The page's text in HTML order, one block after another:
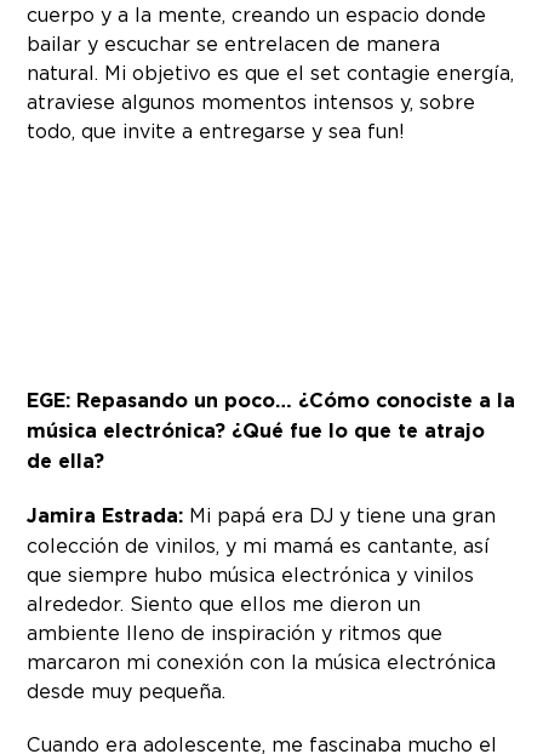
cuerpo y a la mente, creando un espacio donde
bailar y escuchar se entrelacen de manera
natural. Mi objetivo es que el set contagie energía,
atraviese algunos momentos intensos y, sobre
todo, que invite a entregarse y sea fun!
EGE: Repasando un poco… ¿Cómo conociste a la
música electrónica? ¿Qué fue lo que te atrajo
de ella?
Jamira Estrada: Mi papá era DJ y tiene una gran
colección de vinilos, y mi mamá es cantante, así
que siempre hubo música electrónica y vinilos
alrededor. Siento que ellos me dieron un
ambiente lleno de inspiración y ritmos que
marcaron mi conexión con la música electrónica
desde muy pequeña.
Cuando era adolescente, me fascinaba mucho el